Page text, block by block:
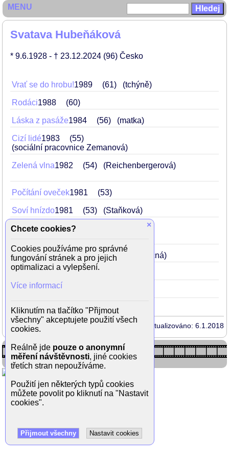
Svatava Hubeňáková
* 9.6.1928 - † 23.12.2024 (96) Česko
Vrať se do hrobu!1989 61 (tchýně)
Rodáci1988 60
Láska z pasáže1984 56 (matka)
Cizí lidé1983
55
(sociální pracovnice Zemanová)
Zelená vlna1982 54 (Reichenbergerová)
Počítání oveček1981 53
Soví hnízdo1981 53 (Staňková)
Poklad byzantského kupce
38
Deváté jméno1963 35 (Irena Koláčná)
Ikarie XB 1 1963
Synové hor1956
Aktualizováno: 6.1.2018
MENU
×
Chcete cookies?
Cookies používáme pro správné
fungování stránek a pro jejich
optimalizaci a vylepšení.
Více informací
Kliknutím na tlačítko "Přijmout
všechny" akceptujete použití všech
cookies.
Reálně jde pouze o anonymní
měření návštěvnosti, jiné cookies
třetích stran nepoužíváme.
Použití jen některých typů cookies
můžete povolit po kliknutí na "Nastavit
cookies".
Přijmout všechny Nastavit cookies